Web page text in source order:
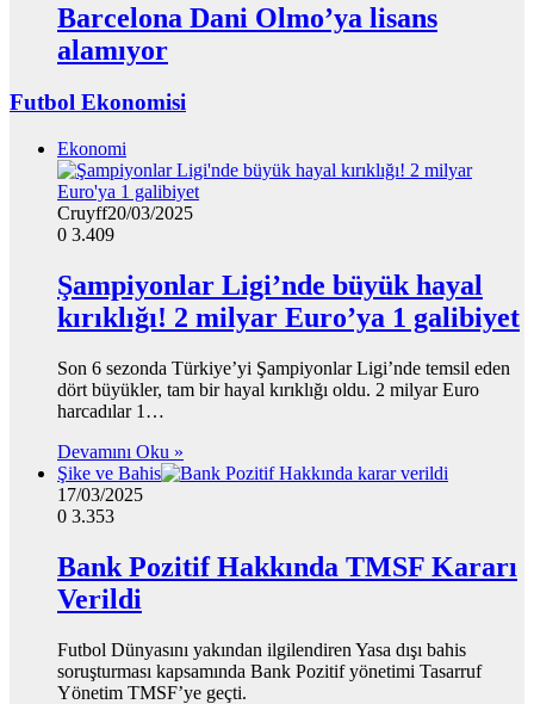
Barcelona Dani Olmo’ya lisans
alamıyor
Futbol Ekonomisi
Ekonomi
Cruyff20/03/2025
0 3.409
Şampiyonlar Ligi’nde büyük hayal
kırıklığı! 2 milyar Euro’ya 1 galibiyet
Son 6 sezonda Türkiye’yi Şampiyonlar Ligi’nde temsil eden
dört büyükler, tam bir hayal kırıklığı oldu. 2 milyar Euro
harcadılar 1…
Devamını Oku »
Şike ve Bahis
17/03/2025
0 3.353
Bank Pozitif Hakkında TMSF Kararı
Verildi
Futbol Dünyasını yakından ilgilendiren Yasa dışı bahis
soruşturması kapsamında Bank Pozitif yönetimi Tasarruf
Yönetim TMSF’ye geçti.